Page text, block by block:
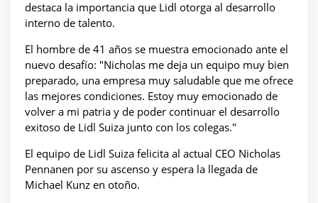
destaca la importancia que Lidl otorga al desarrollo
interno de talento.
El hombre de 41 años se muestra emocionado ante el
nuevo desafío: "Nicholas me deja un equipo muy bien
preparado, una empresa muy saludable que me ofrece
las mejores condiciones. Estoy muy emocionado de
volver a mi patria y de poder continuar el desarrollo
exitoso de Lidl Suiza junto con los colegas."
El equipo de Lidl Suiza felicita al actual CEO Nicholas
Pennanen por su ascenso y espera la llegada de
Michael Kunz en otoño.